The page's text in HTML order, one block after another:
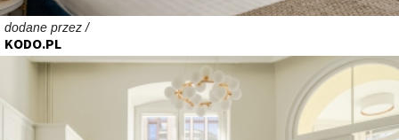
dodane przez /
KODO.PL